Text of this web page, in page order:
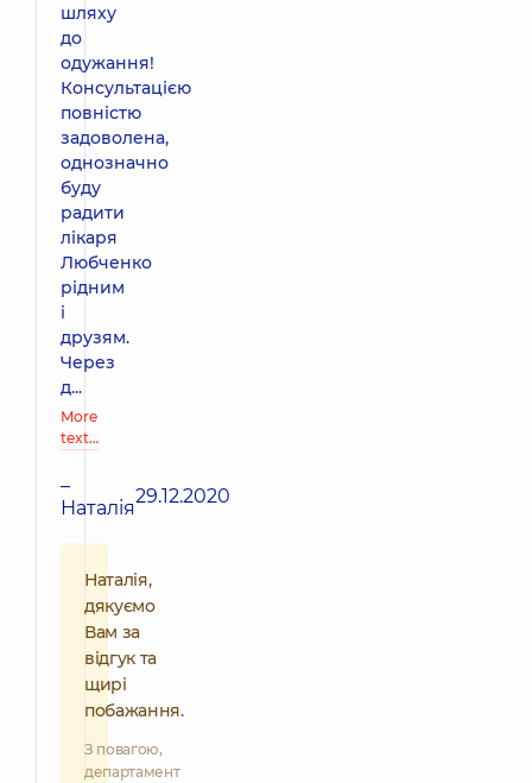
шляху
до
одужання!
Консультацією
повністю
задоволена,
однозначно
буду
радити
лікаря
Любченко
рідним
і
друзям.
Через
д...
More
text…
–
Наталія29.12.2020
Наталія,
дякуємо
Вам за
відгук та
щирі
побажання.
З повагою,
департамент